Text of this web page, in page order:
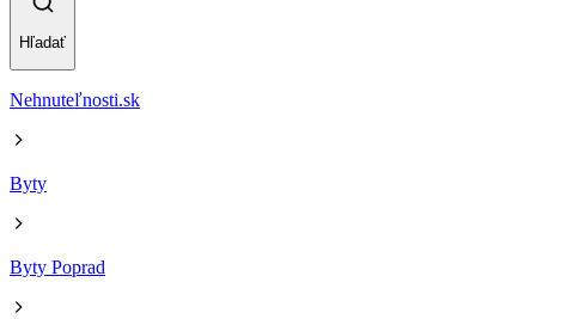
Hľadať
Nehnuteľnosti.sk
Byty
Byty Poprad